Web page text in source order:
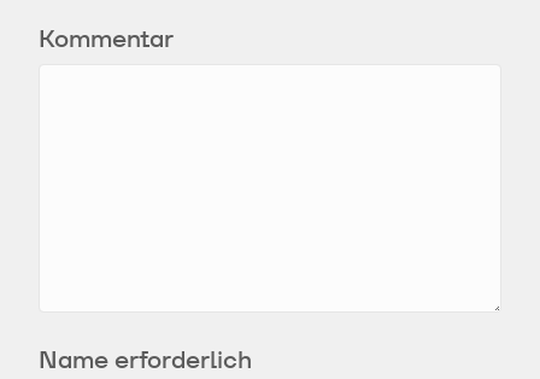
Kommentar
Name erforderlich